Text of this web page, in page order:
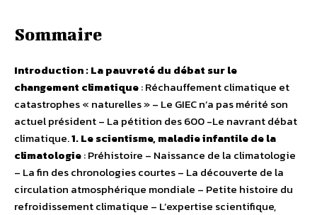
Sommaire
Introduction : La pauvreté du débat sur le
changement climatique: Réchauffement climatique et
catastrophes « naturelles » – Le GIEC n’a pas mérité son
actuel président – La pétition des 600 -Le navrant débat
climatique.1. Le scientisme, maladie infantile de la
climatologie: Préhistoire – Naissance de la climatologie
– La fin des chronologies courtes – La découverte de la
circulation atmosphérique mondiale – Petite histoire du
refroidissement climatique – L’expertise scientifique,